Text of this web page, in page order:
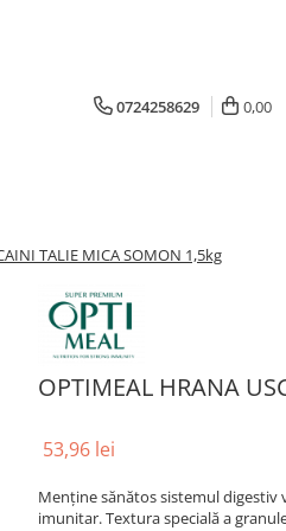
0724258629 0,00
TALIE MICA SOMON 1,5kg
OPTIMEAL HRANA
53,96 lei
Menține sănătos sistemul
imunitar. Textura specială a